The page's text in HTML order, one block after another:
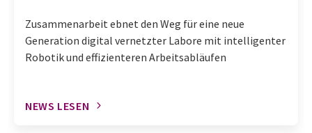
Zusammenarbeit ebnet den Weg für eine neue
Generation digital vernetzter Labore mit intelligenter
Robotik und effizienteren Arbeitsabläufen
NEWS LESEN